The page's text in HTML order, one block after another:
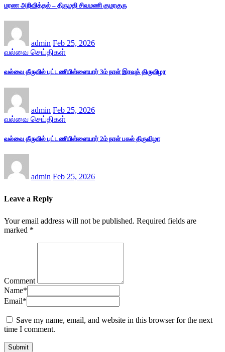
மரண அறிவித்தல் – திருமதி சிவமணி குமரகுரு
admin Feb 25, 2026
வல்வை செய்திகள்
வல்வை தீருவில் புட்டணிபிள்ளையார் 3ம் நாள் இரவுத் திருவிழா
admin Feb 25, 2026
வல்வை செய்திகள்
வல்வை தீருவில் புட்டணிபிள்ளையார் 2ம் நாள் பகல் திருவிழா
admin Feb 25, 2026
Leave a Reply
Your email address will not be published. Required fields are
marked *
Comment
Name*
Email*
Save my name, email, and website in this browser for the next
time I comment.